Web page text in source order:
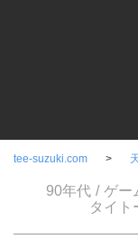
tee-suzuki.com
90年代 ゲー
タイト